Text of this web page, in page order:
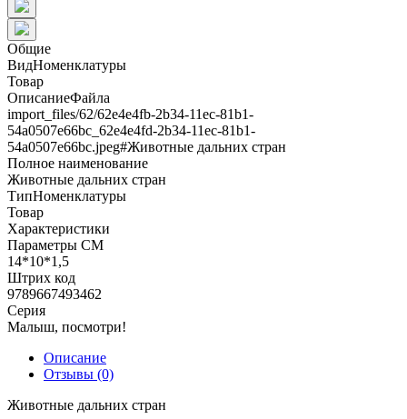
Общие
ВидНоменклатуры
Товар
ОписаниеФайла
import_files/62/62e4e4fb-2b34-11ec-81b1-
54a0507e66bc_62e4e4fd-2b34-11ec-81b1-
54a0507e66bc.jpeg#Животные дальних стран
Полное наименование
Животные дальних стран
ТипНоменклатуры
Товар
Характеристики
Параметры СМ
14*10*1,5
Штрих код
9789667493462
Серия
Малыш, посмотри!
Описание
Отзывы (0)
Животные дальних стран